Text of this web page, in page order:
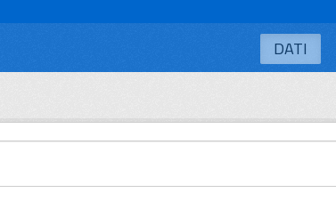
DATI